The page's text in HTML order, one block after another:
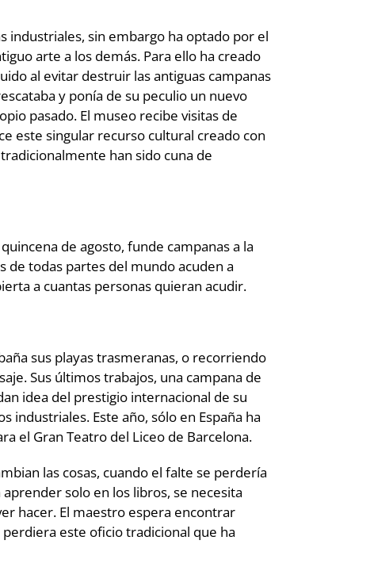
sin embargo ha optado por el
arte a los demás. Para ello ha creado
al evitar destruir las antiguas campanas
y ponía de su peculio un nuevo
pasado. El museo recibe visitas de
este singular recurso cultural creado con
han sido cuna de
de agosto, funde campanas a la
todas partes del mundo acuden a
a cuantas personas quieran acudir.
sus playas trasmeranas, o recorriendo
Sus últimos trabajos, una campana de
idea del prestigio internacional de su
industriales. Este año, sólo en España ha
el Gran Teatro del Liceo de Barcelona.
las cosas, cuando el falte se perdería
solo en los libros, se necesita
hacer. El maestro espera encontrar
este oficio tradicional que ha